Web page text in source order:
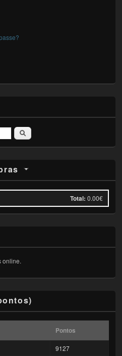
Pesquisar
Total: 0.00€
online.
Pontos
9127